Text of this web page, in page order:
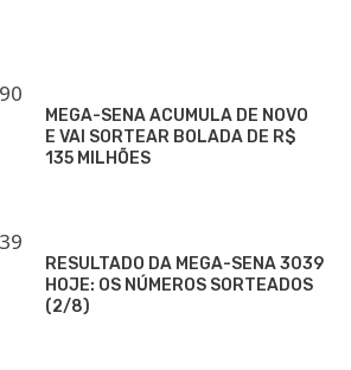
MEGA-SENA ACUMULA DE NOVO
E VAI SORTEAR BOLADA DE R$
135 MILHÕES
RESULTADO DA MEGA-SENA 3039
HOJE: OS NÚMEROS SORTEADOS
(2/8)